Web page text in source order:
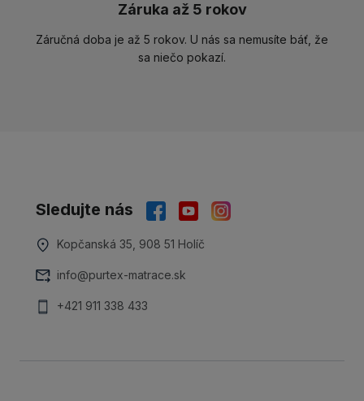
Záruka až 5 rokov
Záručná doba je až 5 rokov. U nás sa nemusíte báť, že
sa niečo pokazí.
Sledujte nás
Kopčanská 35, 908 51 Holíč
info@purtex-matrace.sk
+421 911 338 433